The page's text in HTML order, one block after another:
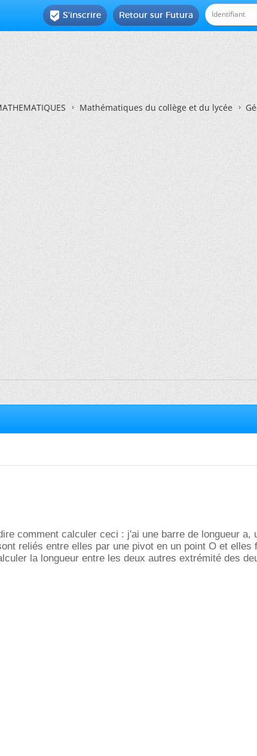
Retour sur Futura
 S'inscrire
Mathématiques du collège et du lycée
comment calculer ceci : j'ai une barre de longueur a,
reliés entre elles par une pivot en un point O et elles
la longueur entre les deux autres extrémité des